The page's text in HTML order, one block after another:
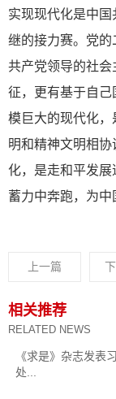
实现现代化是中
继的接力赛。党的
共产党领导的社
征，更有基于自
模巨大的现代化
明和精神文明相
化，是走和平发
蓄力中奔跑，为中
上一篇
相关推荐
RELATED NEWS
《求是》杂志发表
处...